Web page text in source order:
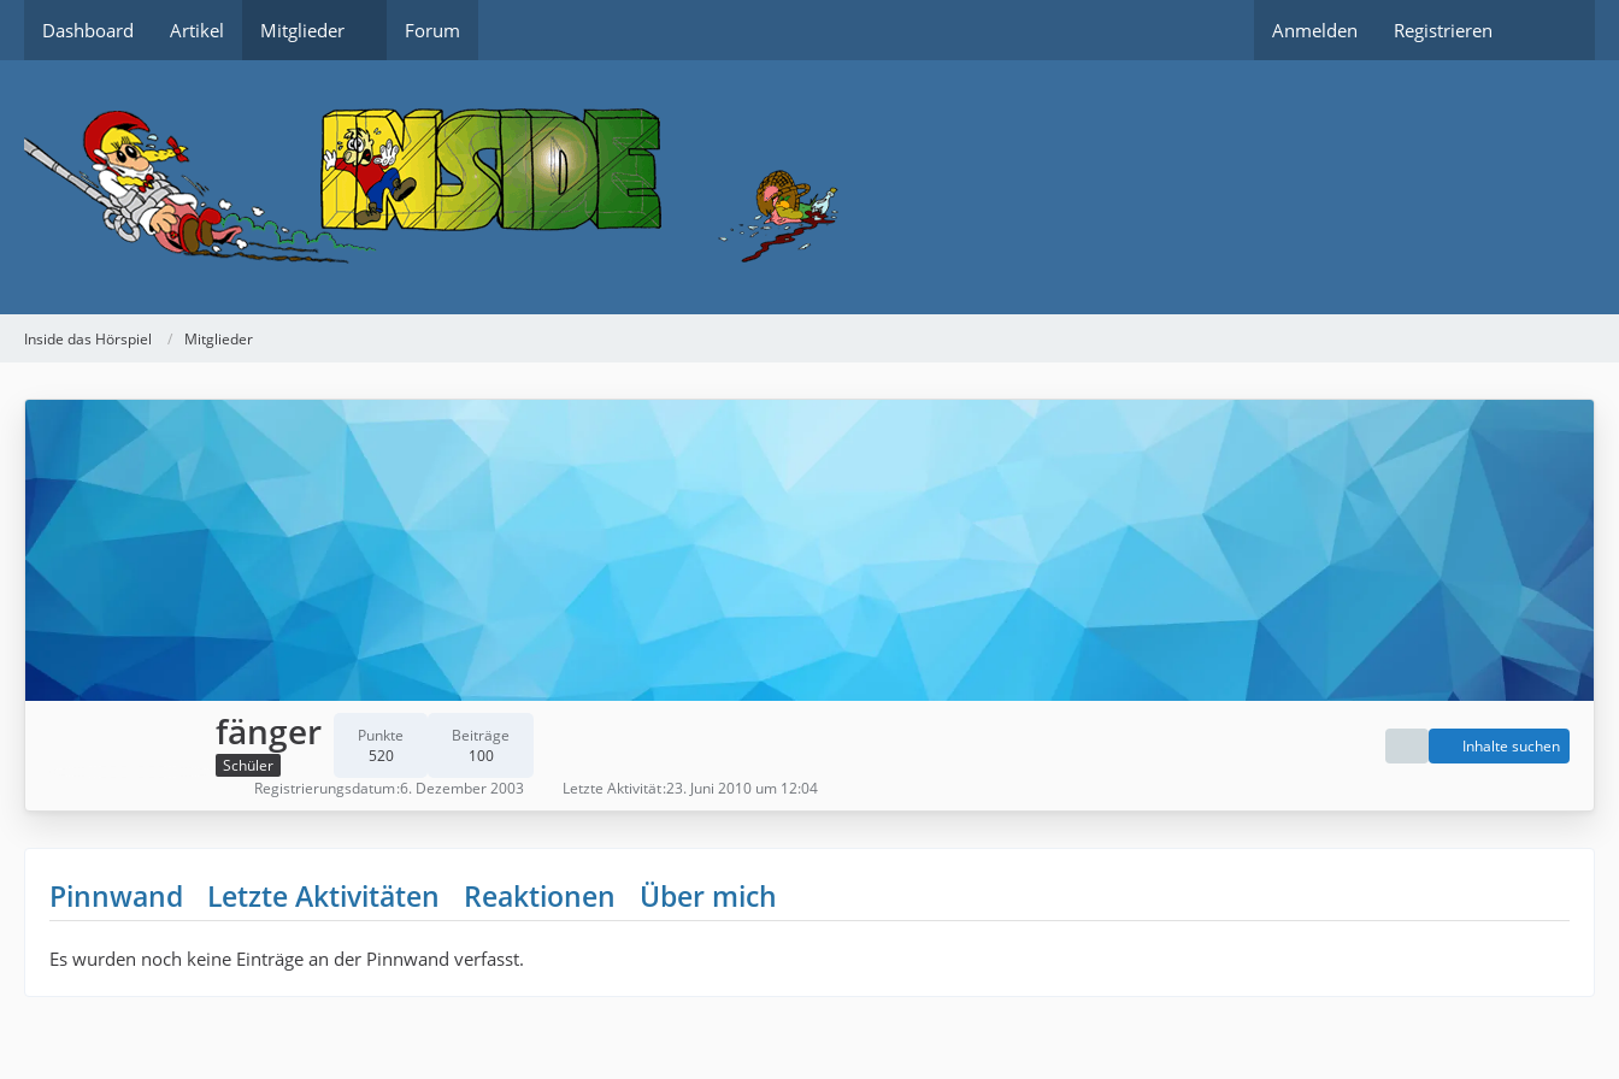
Dashboard Artikel Mitglieder Forum Anmelden Registrieren
Inside das Hörspiel Mitglieder
fänger
Schüler
Punkte
520
Beiträge
100
Inhalte suchen
Registrierungsdatum 6. Dezember 2003 Letzte Aktivität 23. Juni 2010 um 12:04
Pinnwand Letzte Aktivitäten Reaktionen Über mich
Es wurden noch keine Einträge an der Pinnwand verfasst.